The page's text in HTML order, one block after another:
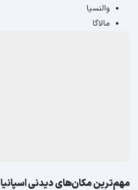
والنسیا
مالاگا
مهم‌ترین مکان‌های دیدنی اسپانیا